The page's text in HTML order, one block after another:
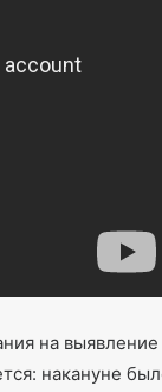
на выявление
накануне